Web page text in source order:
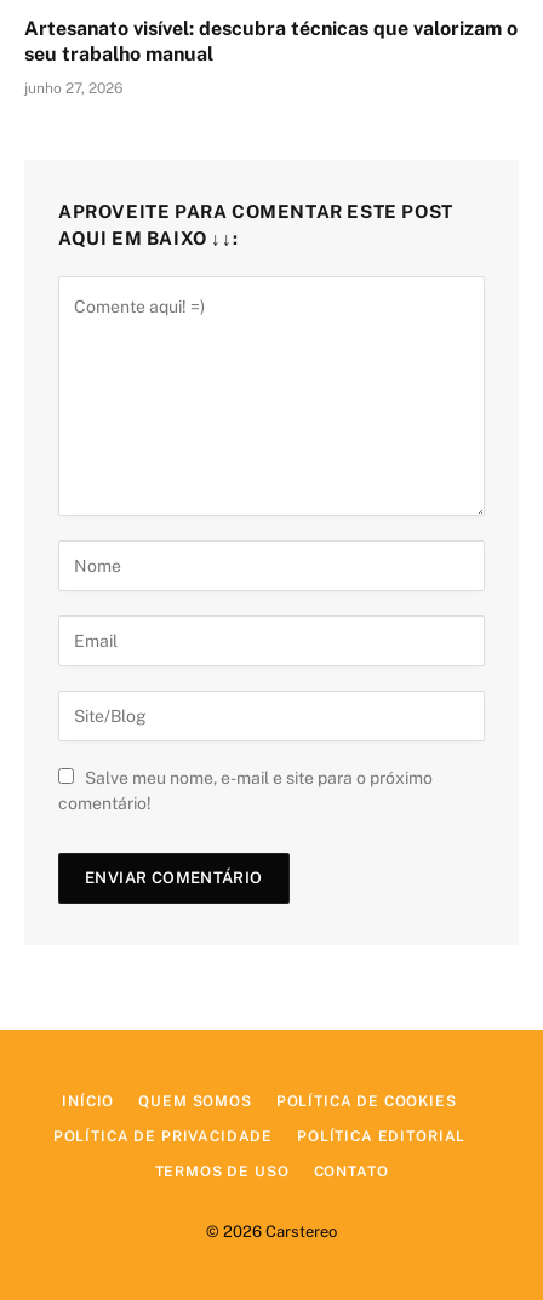
Artesanato visível: descubra técnicas que valorizam o
seu trabalho manual
junho 27, 2026
APROVEITE PARA COMENTAR ESTE POST
AQUI EM BAIXO ↓↓:
Salve meu nome, e-mail e site para o próximo
comentário!
INÍCIO QUEM SOMOS POLÍTICA DE COOKIES
POLÍTICA DE PRIVACIDADE POLÍTICA EDITORIAL
TERMOS DE USO CONTATO
© 2026 Carstereo